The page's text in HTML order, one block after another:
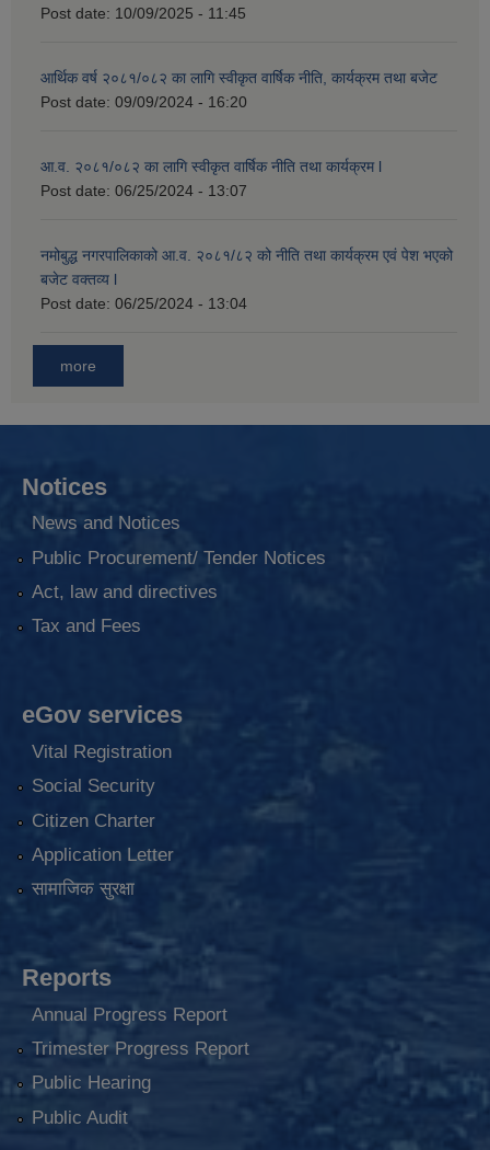
Post date: 10/09/2025 - 11:45
आर्थिक वर्ष २०८१/०८२ का लागि स्वीकृत वार्षिक नीति, कार्यक्रम तथा बजेट
Post date: 09/09/2024 - 16:20
आ.व. २०८१/०८२ का लागि स्वीकृत वार्षिक नीति तथा कार्यक्रम l
Post date: 06/25/2024 - 13:07
नमोबुद्ध नगरपालिकाको आ‍.व. २०८१/८२ को नीति तथा कार्यक्रम एवं पेश भएको
बजेट वक्तव्य l
Post date: 06/25/2024 - 13:04
more
Notices
News and Notices
Public Procurement/ Tender Notices
Act, law and directives
Tax and Fees
eGov services
Vital Registration
Social Security
Citizen Charter
Application Letter
सामाजिक सुरक्षा
Reports
Annual Progress Report
Trimester Progress Report
Public Hearing
Public Audit